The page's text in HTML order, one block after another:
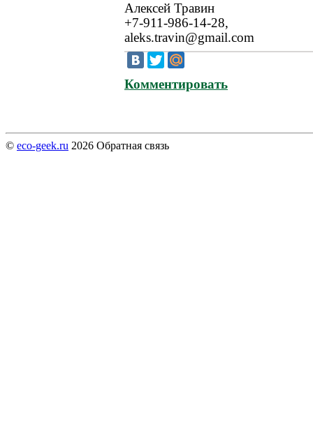
Алексей Травин
+7-911-986-14-28,
aleks.travin@gmail.com
Комментировать
© eco-geek.ru 2026 Обратная связь